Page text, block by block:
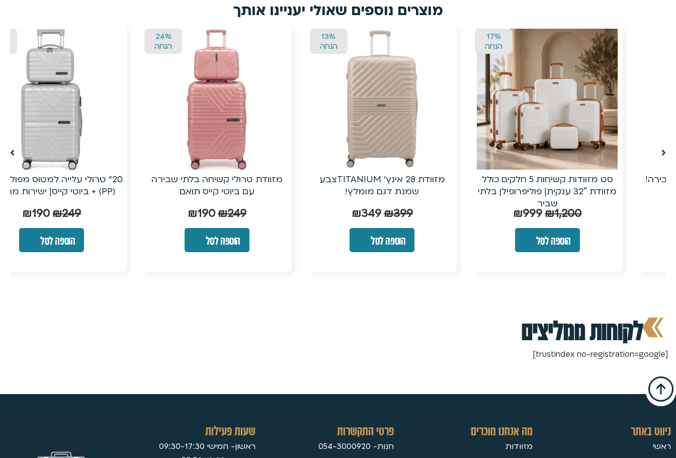
מוצרים נוספים שאולי יעניינו אותך
סט מזוודות קשיחות 5 חלקים כולל
מזוודת 32″ ענקית| פוליפרופילן בלתי
₪999
13%
מזוודת 28 אינץ’ TITANIUMצבע
שמנת דגם מומלץ!
₪349
24%
הנחה
מזוודת טרולי קשיחה בלתי שבירה
עם ביוטי קייס תואם
₪190
24%
הנחה
20״ טרולי עלייה למטוס מפוליפרופילן
₪190
לקוחות ממליצים
[trustindex no-registration=google]
ניווט באתר
ראשי
מה אנחנו מוכרים
מזוודות
פרטי התקשרות
חנות- 054-3000920
שעות פעילות
ראשון- חמישי 09:30-17:30